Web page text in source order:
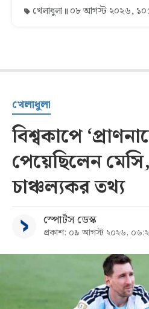
খেলাধুলা ০৮ আগস্ট ২০২৬,
খেলাধুলা
বিশ্বকাপে
পেয়েছিলেন
চাঞ্চল্যকর তথ্য
স্পোর্টস ডেস্ক
প্রকাশ: ০৯ আগস্ট ২০২৬,